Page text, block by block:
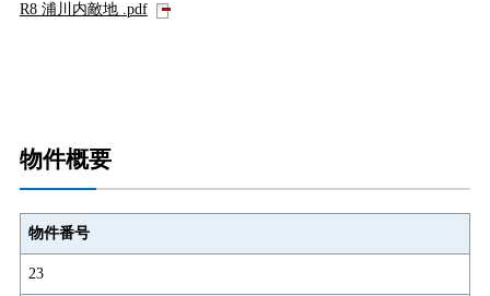
R8 浦川内敵地 .pdf
物件概要
物件番号
23